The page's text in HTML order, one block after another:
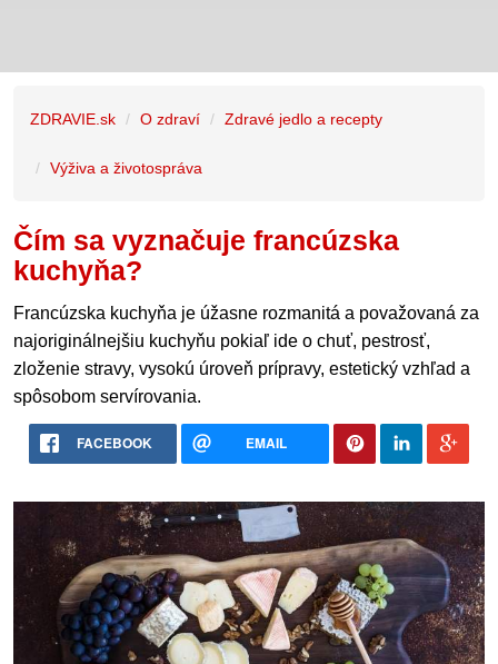
ZDRAVIE.sk O zdraví Zdravé jedlo a recepty
Výživa a životospráva
Čím sa vyznačuje francúzska
kuchyňa?
Francúzska kuchyňa je úžasne rozmanitá a považovaná za
najoriginálnejšiu kuchyňu pokiaľ ide o chuť, pestrosť,
zloženie stravy, vysokú úroveň prípravy, estetický vzhľad a
spôsobom servírovania.
FACEBOOK EMAIL